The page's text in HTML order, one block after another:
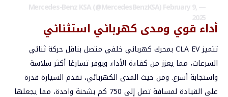
— Mercedes-Benz KSA (@MercedesBenzKSA)
February 9,
2025
أداء قوي ومدى كهربائي استثنائي
تتميز CLA EV بمحرك كهربائي خلفي متصل بناقل حركة ثنائي
السرعات، مما يعزز من كفاءة الأداء ويوفر تسارعًا أكثر سلاسة
واستجابة أسرع. ومن حيث المدى الكهربائي، تقدم السيارة قدرة
على القيادة لمسافة تصل إلى 750 كم بشحنة واحدة، مما يجعلها